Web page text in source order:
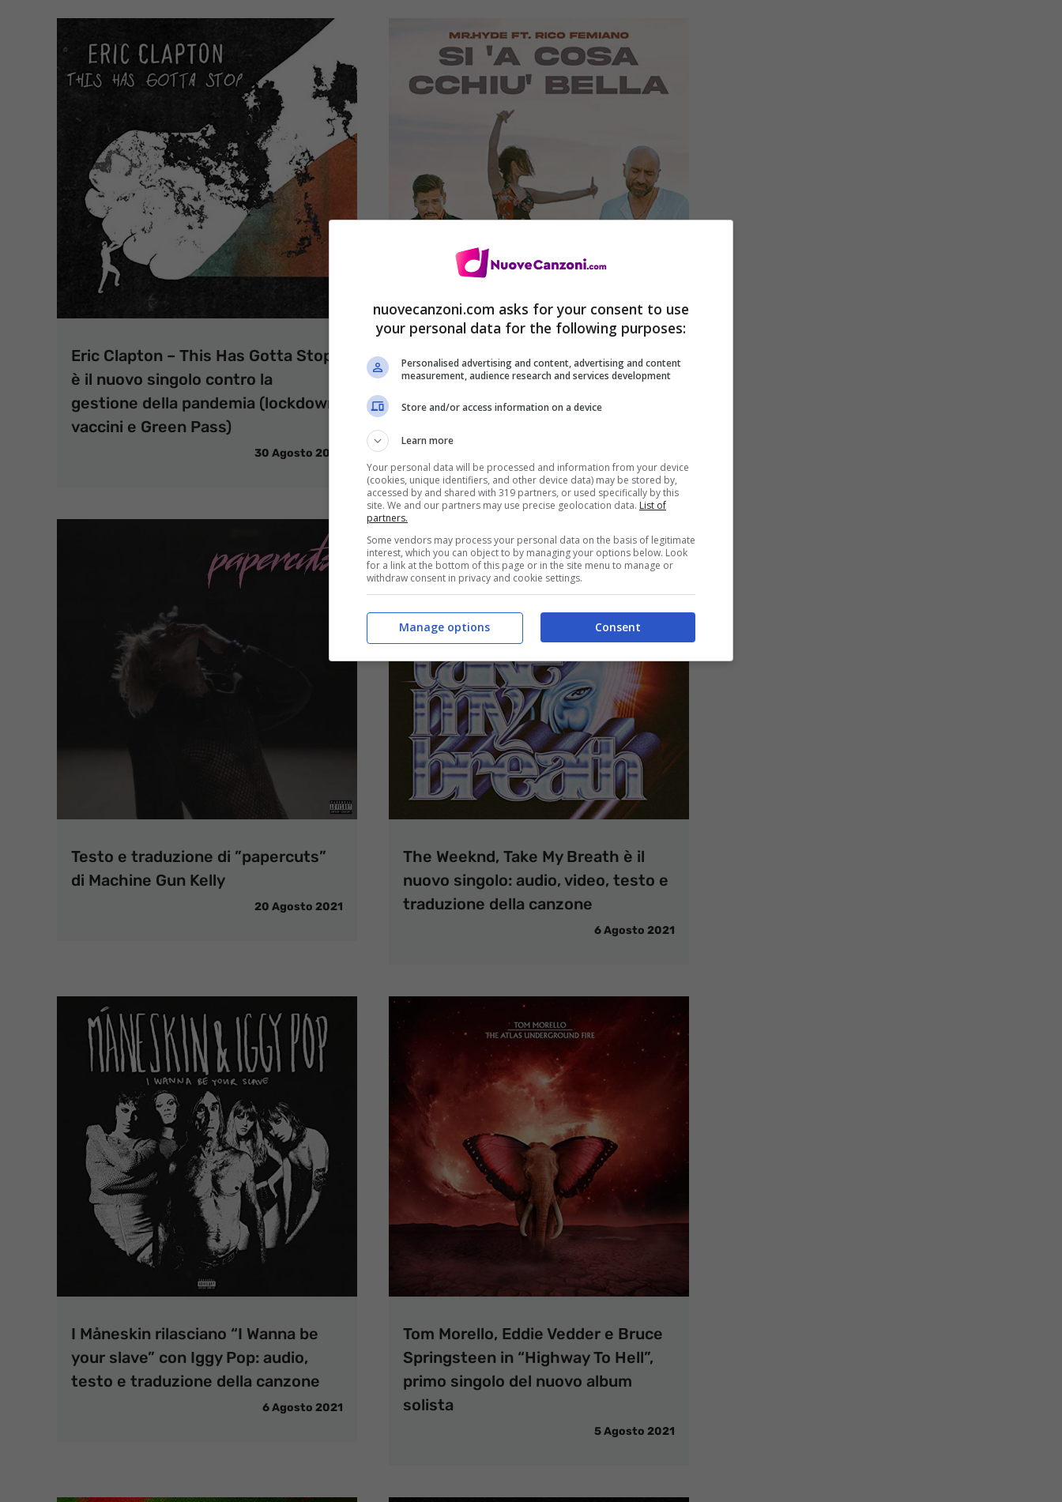
Eric Clapton – This Has Gotta Stop
è il nuovo singolo contro la
gestione della pandemia (lockdown,
vaccini e Green Pass)
30 Agosto 2021
Sì ‘a cosa cchiù bella, Mr.Hyde &
Rico Femiano: il testo della canzone
(con traduzione)
Testo e traduzione di ​​​​”papercuts”
di Machine Gun Kelly
20 Agosto 2021
The Weeknd, Take My Breath è il
nuovo singolo: audio, video, testo e
traduzione della canzone
6 Agosto 2021
I Måneskin rilasciano “I Wanna be
your slave” con Iggy Pop: audio,
testo e traduzione della canzone
6 Agosto 2021
Tom Morello, Eddie Vedder e Bruce
Springsteen in “Highway To Hell”,
primo singolo del nuovo album
solista
5 Agosto 2021
nuovecanzoni.com asks for your consent to use
your personal data for the following purposes:
Personalised advertising and content, advertising and content
measurement, audience research and services development
Store and/or access information on a device
Learn more
Your personal data will be processed and information from your device
(cookies, unique identifiers, and other device data) may be stored by,
accessed by and shared with 319 partners, or used specifically by this
site. We and our partners may use precise geolocation data. List of
partners.
Some vendors may process your personal data on the basis of legitimate
interest, which you can object to by managing your options below. Look
for a link at the bottom of this page or in the site menu to manage or
withdraw consent in privacy and cookie settings.
Consent
Manage options